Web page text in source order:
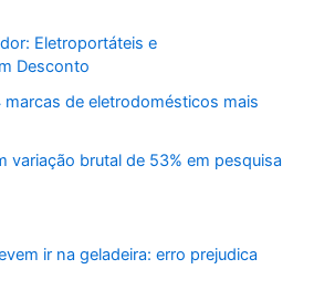
Eletroportáteis e
Desconto
de eletrodomésticos mais
variação brutal de 53% em pesquisa
ir na geladeira: erro prejudica